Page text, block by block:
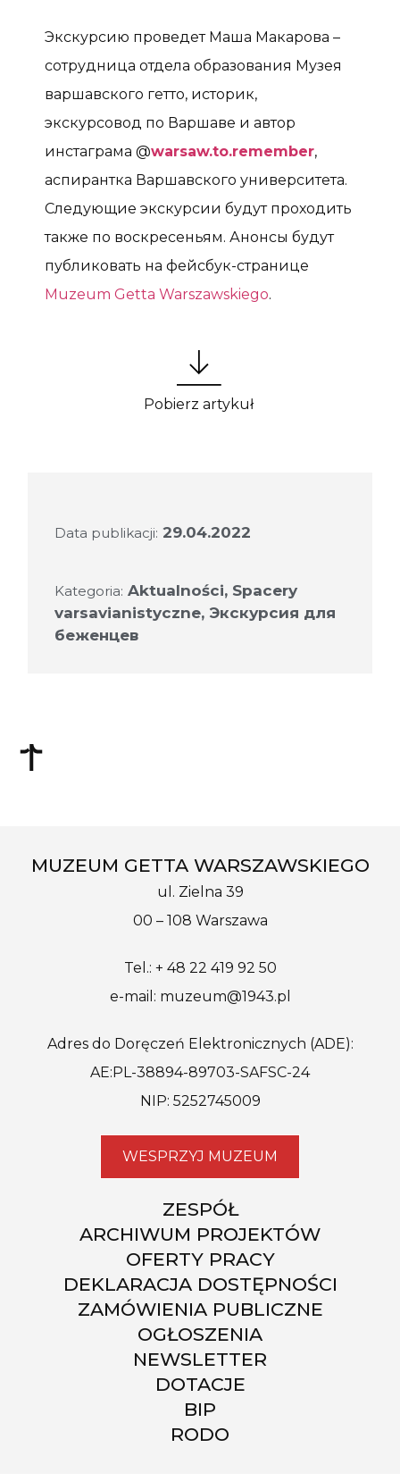
Экскурсию проведет Маша Макарова –
сотрудница отдела образования Музея
варшавского гетто, историк,
экскурсовод по Варшаве и автор
инстаграма @warsaw.to.remember,
аспирантка Варшавского университета.
Следующие экскурсии будут проходить
также по воскресеньям. Анонсы будут
публиковать на фейсбук-странице
Muzeum Getta Warszawskiego.
Pobierz artykuł
Data publikacji: 29.04.2022
Kategoria: Aktualności, Spacery
varsavianistyczne, Экскурсия для
беженцев
MUZEUM GETTA WARSZAWSKIEGO
ul. Zielna 39
00 – 108 Warszawa
Tel.: + 48 22 419 92 50
e-mail: muzeum@1943.pl
Adres do Doręczeń Elektronicznych (ADE):
AE:PL-38894-89703-SAFSC-24
NIP: 5252745009
WESPRZYJ MUZEUM
ZESPÓŁ
ARCHIWUM PROJEKTÓW
OFERTY PRACY
DEKLARACJA DOSTĘPNOŚCI
ZAMÓWIENIA PUBLICZNE
OGŁOSZENIA
NEWSLETTER
DOTACJE
BIP
RODO